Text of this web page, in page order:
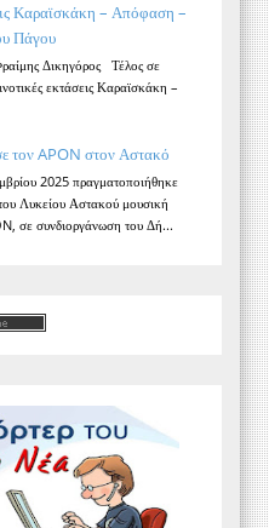
Καραϊσκάκη – Απόφαση –
Πάγου
Δικηγόρος Τέλος σε
εκτάσεις Καραϊσκάκη –
τον APON στον Αστακό
2025 πραγματοποιήθηκε
Λυκείου Αστακού μουσική
σε συνδιοργάνωση του Δή...